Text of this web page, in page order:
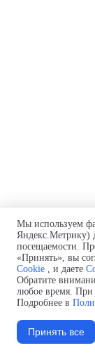
Мы используем
Яндекс.Метрику)
посещаемости.
«Принять», вы
Cookie , и даете
Обратите
любое время. При
Подробнее в
Принять все